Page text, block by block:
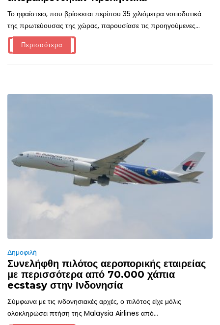
Το ηφαίστειο, που βρίσκεται περίπου 35 χιλιόμετρα νοτιοδυτικά
της πρωτεύουσας της χώρας, παρουσίασε τις προηγούμενες...
Περισσότερα
Δημοφιλή
Συνελήφθη πιλότος αεροπορικής εταιρείας
με περισσότερα από 70.000 χάπια
ecstasy στην Ινδονησία
Σύμφωνα με τις ινδονησιακές αρχές, ο πιλότος είχε μόλις
ολοκληρώσει πτήση της Malaysia Airlines από...